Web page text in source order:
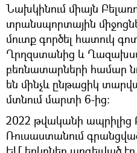
Նախկինում միայն
տրանսպորտային
մուտք գործել հատուկ
Ղրղզստանից և
բեռնատարների համար
են մինչև ընթացիկ
մտնում մարտի 6-ից։
2022 թվականի ապրիլից
Ռուսաստանում